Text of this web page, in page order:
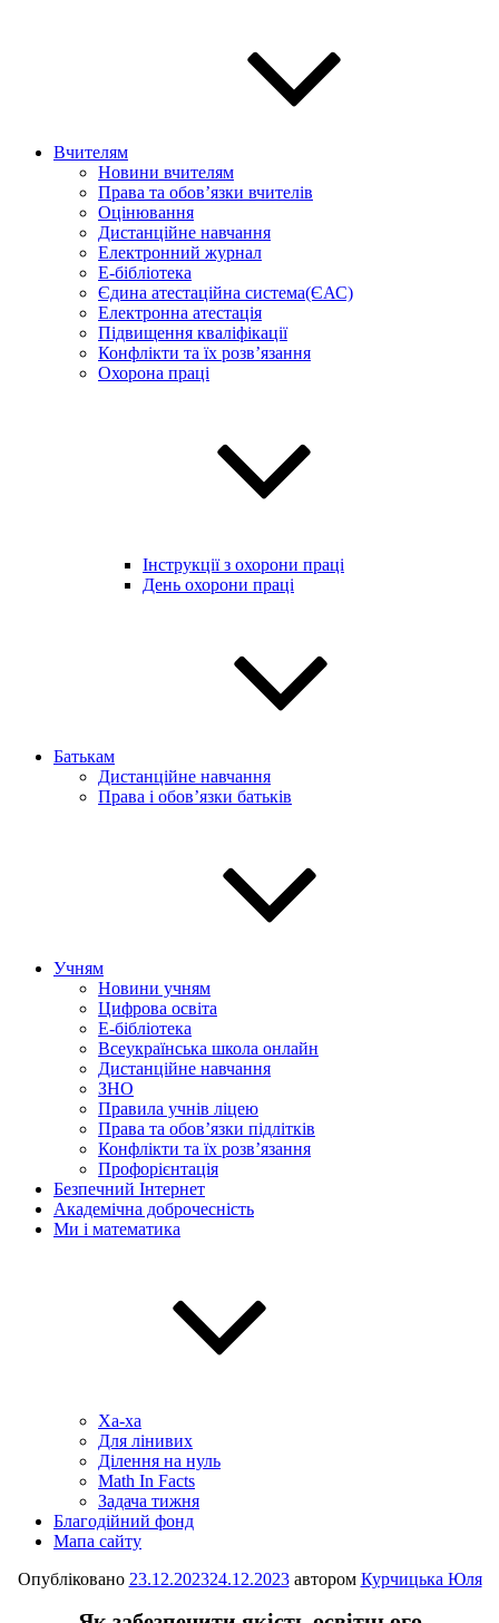
Вчителям
Новини вчителям
Права та обов’язки вчителів
Оцінювання
Дистанційне навчання
Електронний журнал
E-бібліотека
Єдина атестаційна система(ЄАС)
Електронна атестація
Підвищення кваліфікації
Конфлікти та їх розв’язання
Охорона праці
Інструкції з охорони праці
День охорони праці
Батькам
Дистанційне навчання
Права і обов’язки батьків
Учням
Новини учням
Цифрова освіта
E-бібліотека
Всеукраїнська школа онлайн
Дистанційне навчання
ЗНО
Правила учнів ліцею
Права та обов’язки підлітків
Конфлікти та їх розв’язання
Профорієнтація
Безпечний Інтернет
Академічна доброчесність
Ми і математика
Ха-ха
Для лінивих
Ділення на нуль
Math In Facts
Задача тижня
Благодійний фонд
Мапа сайту
Опубліковано 23.12.202324.12.2023автором Курчицька Юля